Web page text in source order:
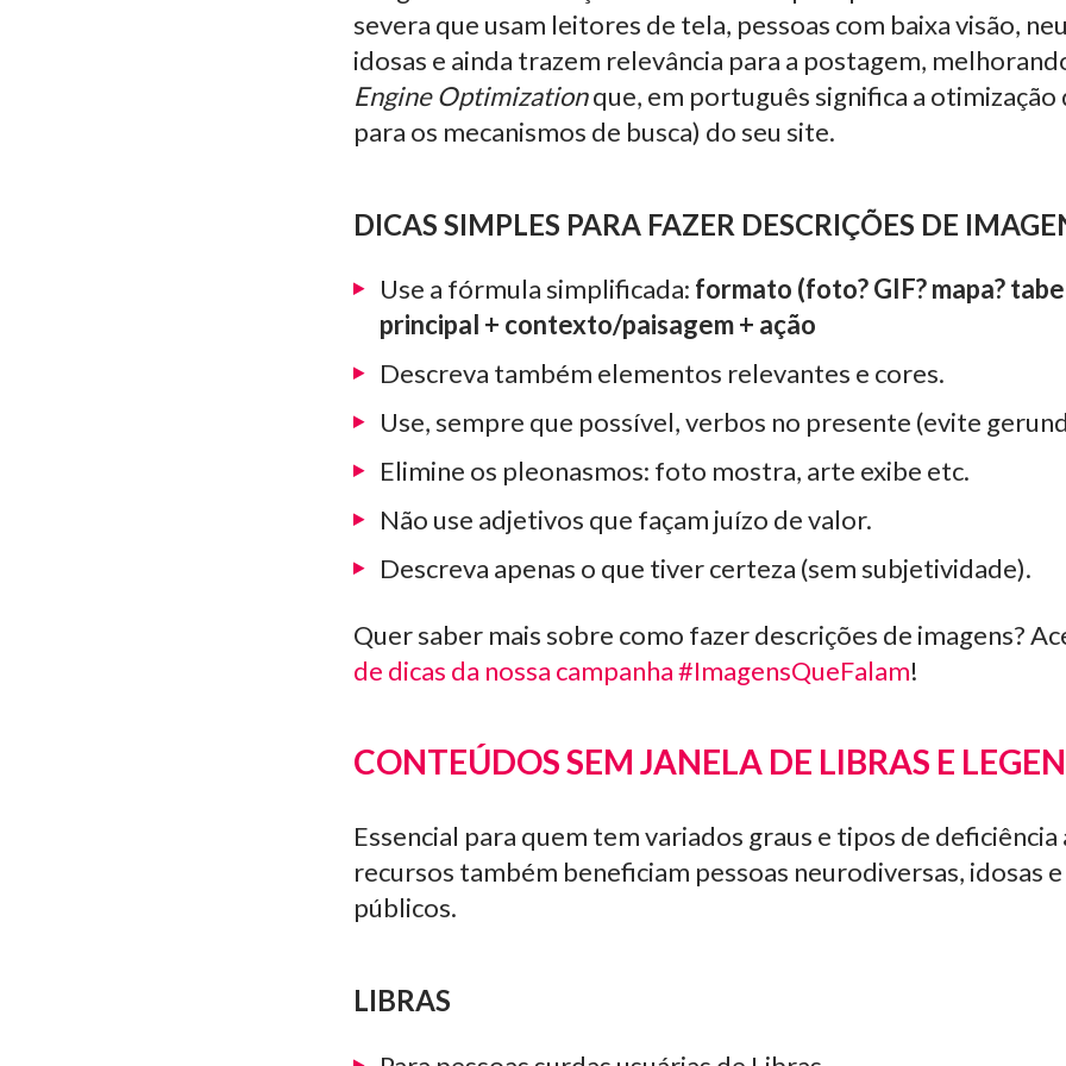
severa que usam leitores de tela, pessoas com baixa visão,
idosas e ainda trazem relevância para a postagem,
Engine Optimizationque, em português significa a
para os mecanismos de busca) do seu site.
DICAS SIMPLES PARA FAZER DESCRIÇÕES DE
Use a fórmula simplificada: formato (foto? GIF? mapa?
principal + contexto/paisagem + ação
Descreva também elementos relevantes e cores.
Use, sempre que possível, verbos no presente (evite
Elimine os pleonasmos: foto mostra, arte exibe etc.
Não use adjetivos que façam juízo de valor.
Descreva apenas o que tiver certeza (sem subjetividade).
Quer saber mais sobre como fazer descrições de imagens?
de dicas da nossa campanha #ImagensQueFalam!
CONTEÚDOS SEM JANELA DE LIBRAS E
Essencial para quem tem variados graus e tipos de deficiência
recursos também beneficiam pessoas neurodiversas, idosas
públicos.
LIBRAS